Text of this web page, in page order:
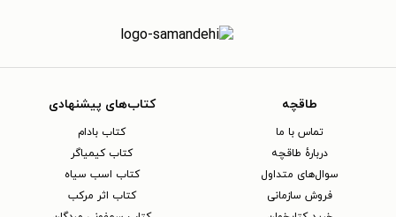
طاقچه
تماس با ما
دربارهٔ طاقچه
سوال‌های متداول
فروش سازمانی
کتاب‌های پیشنهادی
کتاب بادام
کتاب کیمیاگر
کتاب اسب سیاه
کتاب اثر مرکب